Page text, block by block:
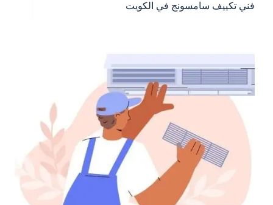
فني تكييف سامسونج في الكويت